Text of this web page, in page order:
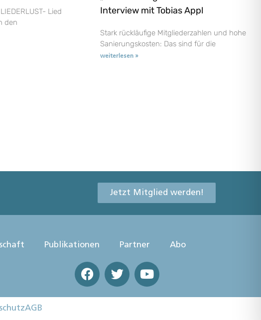
Lied
den
Interview mit Tobias Appl
Stark rückläufige Mitgliederzahlen und hohe
Sanierungskosten: Das sind für die
weiterlesen »
Jetzt Mitglied werden!
Publikationen Partner Abo
AGB